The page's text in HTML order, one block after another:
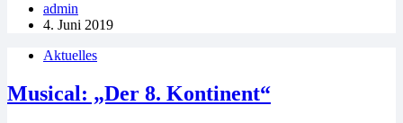
admin
4. Juni 2019
Aktuelles
Musical: „Der 8. Kontinent“